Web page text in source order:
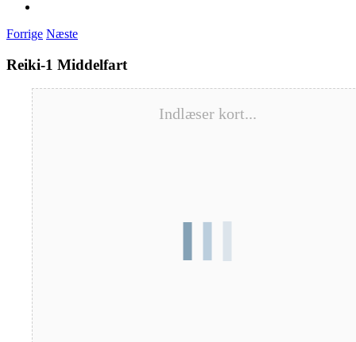
Forrige Næste
Reiki-1 Middelfart
Indlæser kort...